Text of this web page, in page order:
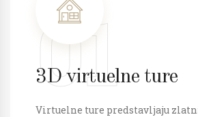
3D virtuelne ture
Virtuelne ture predstavljaju
01